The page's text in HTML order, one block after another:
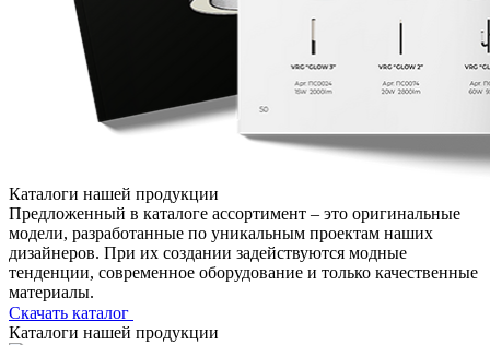
Каталоги нашей продукции
Предложенный в каталоге ассортимент – это оригинальные
модели, разработанные по уникальным проектам наших
дизайнеров. При их создании задействуются модные
тенденции, современное оборудование и только качественные
материалы.
Скачать каталог
Каталоги нашей продукции